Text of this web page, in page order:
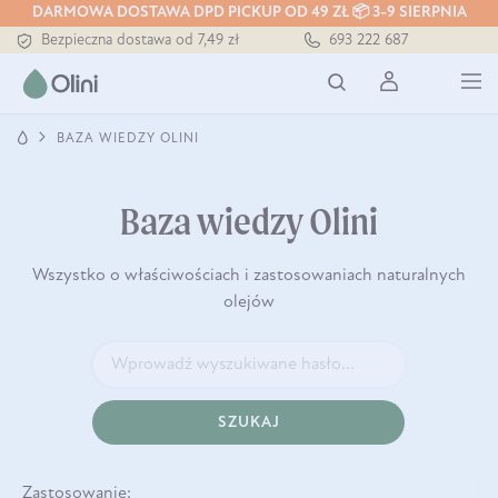
DARMOWA DOSTAWA DPD PICKUP OD 49 ZŁ 📦 3-9 SIERPNIA
Bezpieczna dostawa od 7,49 zł
Darmowa dostawa od 199 zł
Tłoczony zawsze na zimno
693 222 687
BAZA WIEDZY OLINI
Baza wiedzy Olini
Wszystko o właściwościach i zastosowaniach naturalnych
olejów
SZUKAJ
Zastosowanie: